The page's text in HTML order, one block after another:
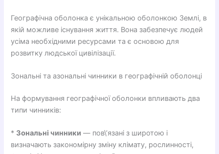
Географічна оболонка є унікальною оболонкою Землі, в
якій можливе існування життя. Вона забезпечує людей
усіма необхідними ресурсами та є основою для
розвитку людської цивілізації.
Зональні та азональні чинники в географічній оболонці
На формування географічної оболонки впливають два
типи чинників:
* Зональні чинники — пов\’язані з широтою і
визначають закономірну зміну клімату, рослинності,